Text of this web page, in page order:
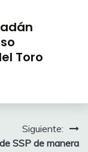
Toro
Siguiente:
SSP de manera